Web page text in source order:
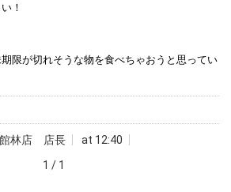
！
限が切れそうな物を食べちゃおうと思ってい
館林店 店長
at 12:40
1 / 1